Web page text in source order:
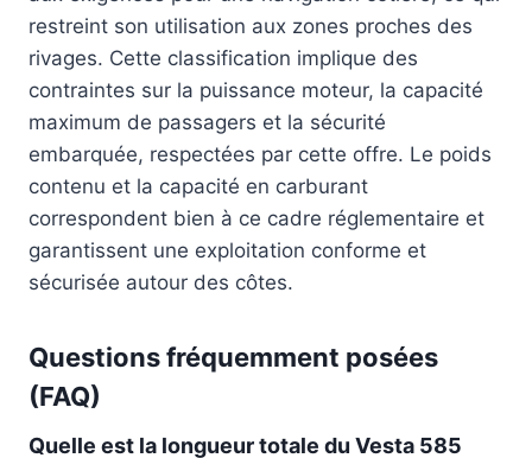
restreint son utilisation aux zones proches des
rivages. Cette classification implique des
contraintes sur la puissance moteur, la capacité
maximum de passagers et la sécurité
embarquée, respectées par cette offre. Le poids
contenu et la capacité en carburant
correspondent bien à ce cadre réglementaire et
garantissent une exploitation conforme et
sécurisée autour des côtes.
Questions fréquemment posées
(FAQ)
Quelle est la longueur totale du Vesta 585